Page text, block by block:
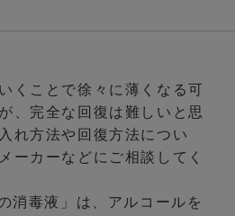
くことで徐々に薄くなる可
、完全な回復は難しいと思
れ方法や回復方法につい
ーカーなどにご相談してく
消毒液」は、アルコールを